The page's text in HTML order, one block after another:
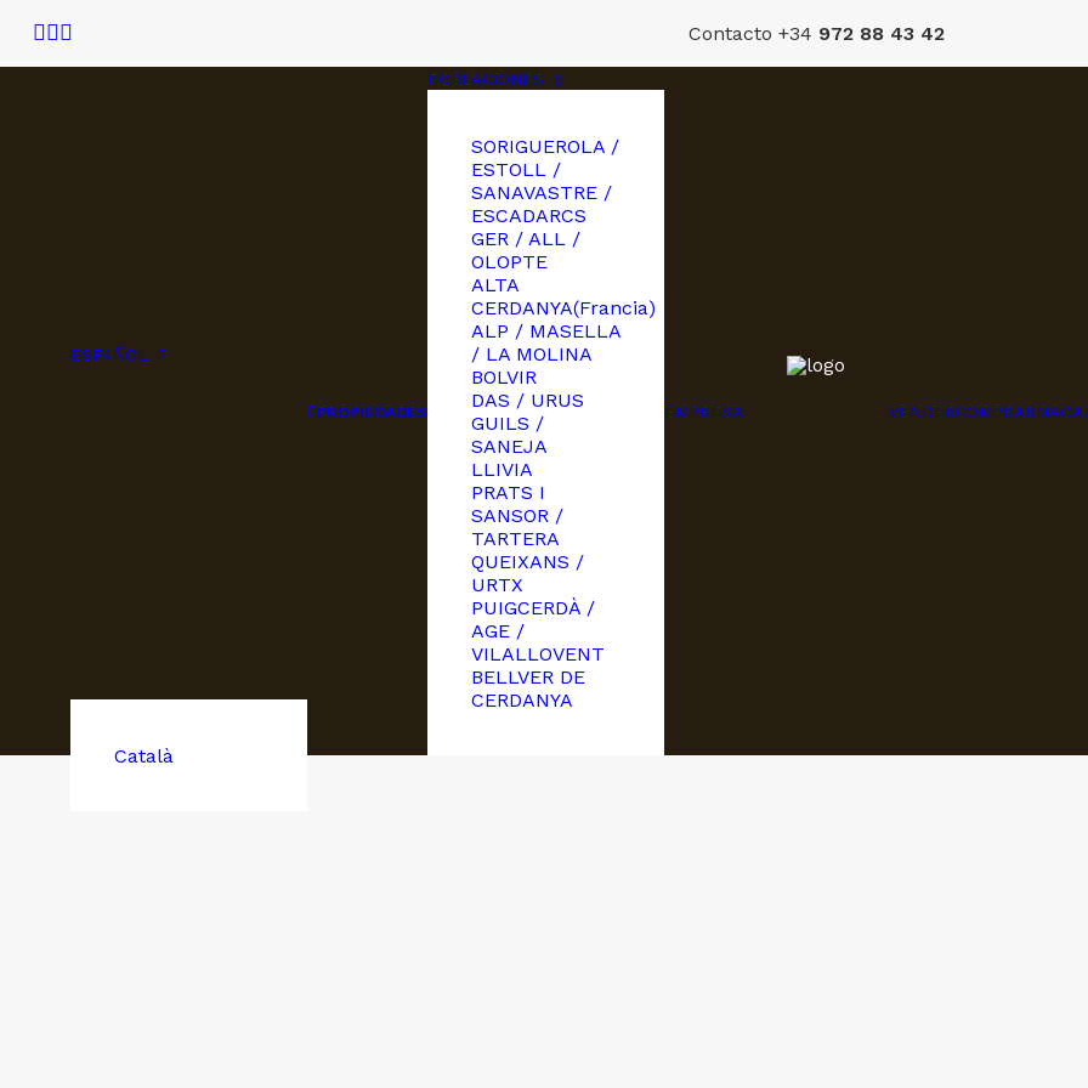
Contacto +34 972 88 43 42
ESPAÑOL
Català
PROPIEDADES
POBLACIONES
SORIGUEROLA /
ESTOLL /
SANAVASTRE /
ESCADARCS
GER / ALL /
OLOPTE
ALTA
CERDANYA(Francia)
ALP / MASELLA
/ LA MOLINA
BOLVIR
DAS / URUS
GUILS /
SANEJA
LLIVIA
PRATS I
SANSOR /
TARTERA
QUEIXANS /
URTX
PUIGCERDÀ /
AGE /
VILALLOVENT
BELLVER DE
CERDANYA
EMPRESA VENDERCOMPRAR